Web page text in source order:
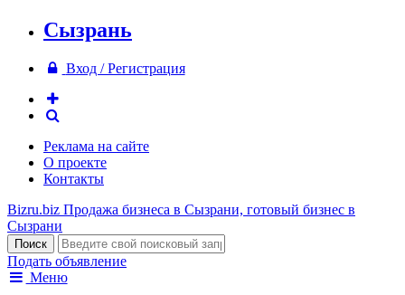
Сызрань
Вход / Регистрация
Реклама на сайте
О проекте
Контакты
Bizru.biz Продажа бизнеса в Сызрани, готовый бизнес в
Сызрани
Подать объявление
Меню